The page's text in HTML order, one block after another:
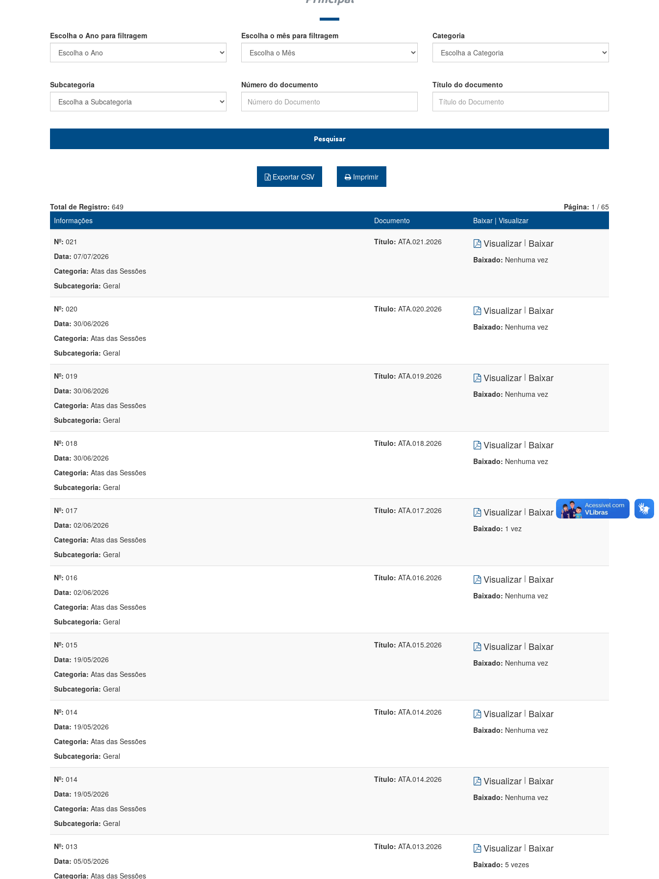
Escolha o Ano para filtragem Escolha o mês para filtragem Categoria
Subcategoria Número do documento Título do documento
Pesquisar
Exportar CSV Imprimir
Total de Registro: 649 Página: 1 / 65
Informações
Documento Baixar | Visualizar
Nº: 021
Data: 07/07/2026
Categoria: Atas das Sessões
Subcategoria: Geral
Título: ATA.021.2026 Visualizar | Baixar
Baixado: Nenhuma vez
Nº: 020
Data: 30/06/2026
Categoria: Atas das Sessões
Subcategoria: Geral
Título: ATA.020.2026 Visualizar | Baixar
Baixado: Nenhuma vez
Nº: 019
Data: 30/06/2026
Categoria: Atas das Sessões
Subcategoria: Geral
Título: ATA.019.2026 Visualizar | Baixar
Baixado: Nenhuma vez
Nº: 018
Data: 30/06/2026
Categoria: Atas das Sessões
Subcategoria: Geral
Título: ATA.018.2026 Visualizar | Baixar
Baixado: Nenhuma vez
Nº: 017
Data: 02/06/2026
Categoria: Atas das Sessões
Subcategoria: Geral
Título: ATA.017.2026 Visualizar | Baixar
Baixado: 1 vez
Nº: 016
Data: 02/06/2026
Categoria: Atas das Sessões
Subcategoria: Geral
Título: ATA.016.2026 Visualizar | Baixar
Baixado: Nenhuma vez
Nº: 015
Data: 19/05/2026
Categoria: Atas das Sessões
Subcategoria: Geral
Título: ATA.015.2026 Visualizar | Baixar
Baixado: Nenhuma vez
Nº: 014
Data: 19/05/2026
Categoria: Atas das Sessões
Subcategoria: Geral
Título: ATA.014.2026 Visualizar | Baixar
Baixado: Nenhuma vez
Nº: 014
Data: 19/05/2026
Categoria: Atas das Sessões
Subcategoria: Geral
Título: ATA.014.2026 Visualizar | Baixar
Baixado: Nenhuma vez
Nº: 013
Data: 05/05/2026
Categoria: Atas das Sessões
Título: ATA.013.2026 Visualizar | Baixar
Baixado: 5 vezes